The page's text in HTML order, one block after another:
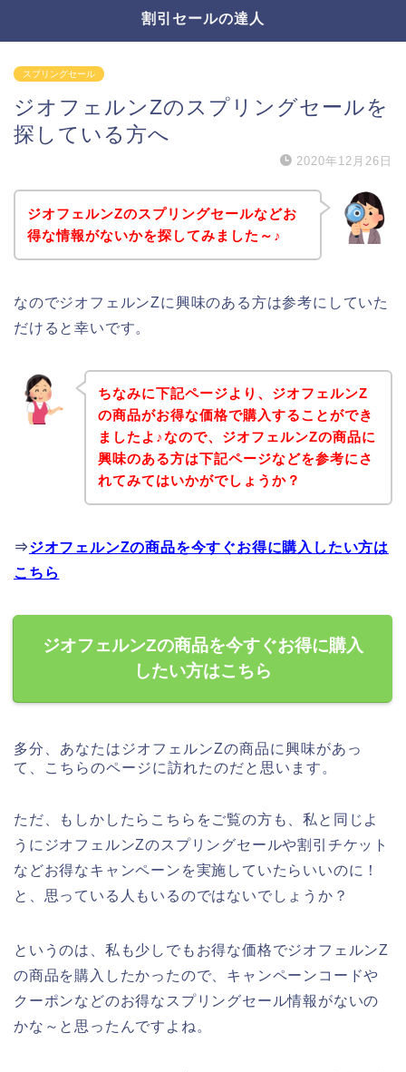
割引セールの達人
スプリングセール
ジオフェルンZのスプリングセールを
探している方へ
2020年12月26日
ジオフェルンZのスプリングセールなどお
得な情報がないかを探してみました～♪
なのでジオフェルンZに興味のある方は参考にしていた
だけると幸いです。
ちなみに下記ページより、ジオフェルンZ
の商品がお得な価格で購入することができ
ましたよ♪なので、ジオフェルンZの商品に
興味のある方は下記ページなどを参考にさ
れてみてはいかがでしょうか？
⇒ジオフェルンZの商品を今すぐお得に購入したい方は
こちら
ジオフェルンZの商品を今すぐお得に購入
したい方はこちら
多分、あなたはジオフェルンZの商品に興味があっ
て、こちらのページに訪れたのだと思います。
ただ、もしかしたらこちらをご覧の方も、私と同じよ
うにジオフェルンZのスプリングセールや割引チケット
などお得なキャンペーンを実施していたらいいのに！
と、思っている人もいるのではないでしょうか？
というのは、私も少しでもお得な価格でジオフェルンZ
の商品を購入したかったので、キャンペーンコードや
クーポンなどのお得なスプリングセール情報がないの
かな～と思ったんですよね。